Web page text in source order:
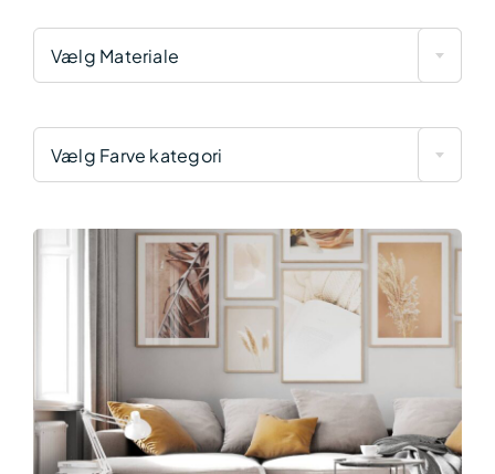
Vælg Materiale
Vælg Farve kategori